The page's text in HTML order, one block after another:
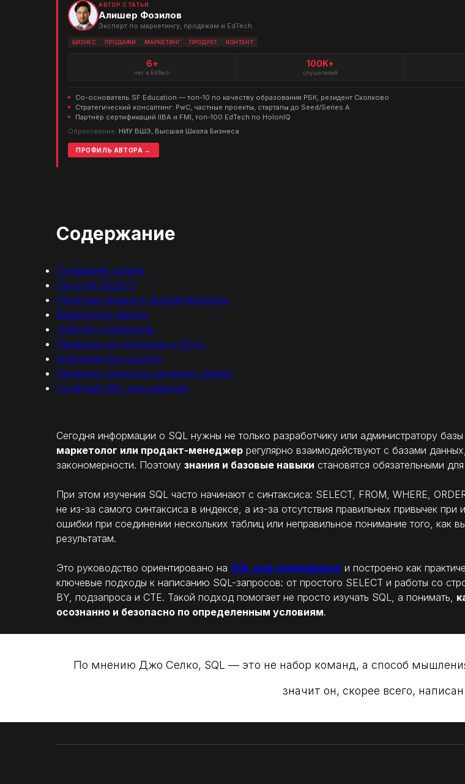
АВТОР СТАТЬИ
Алишер Фозилов
Эксперт по маркетингу, продажам и EdTech
БИЗНЕС ПРОДАЖИ МАРКЕТИНГ ПРОДУКТ КОНТЕНТ
6+
лет в EdTech
100K+
слушателей
Со-основатель SF Education — топ-10 по качеству образования РБК, резидент Сколково
Стратегический консалтинг: PwC, частные проекты, стартапы до Seed/Series A
Партнёр сертификаций IIBA и FMI, топ-100 EdTech по HolonIQ
Образование: НИУ ВШЭ, Высшая Школа Бизнеса
ПРОФИЛЬ АВТОРА →
Содержание
Понимание задачи
Простой SELECT
Понятные алиасы и форматирование
Фильтрация данных
JOIN без сюрпризов
Проверка на дубликаты и NULL
Агрегации без ошибок
Проверка запросов на малых данных
Понятный SQL для команды
Сегодня информации о SQL нужны не только разработчику или администратору
маркетолог или продакт-менеджер регулярно взаимодействуют с базами
закономерности. Поэтому знания и базовые навыки становятся обязательными
При этом изучения SQL часто начинают с синтаксиса: SELECT, FROM, WHERE,
не из-за самого синтаксиса в индексе, а из-за отсутствия правильных привычек
ошибки при соединении нескольких таблиц или неправильное понимание того, как
результатам.
Это руководство ориентировано на SQL для начинающих и построено как
ключевые подходы к написанию SQL-запросов: от простого SELECT и работы со
BY, подзапроса и CTE. Такой подход помогает не просто изучать SQL, а понимать,
осознанно и безопасно по определенным условиям.
По мнению Джо Селко, SQL — это не набор команд, а способ
значит он, скорее всего,